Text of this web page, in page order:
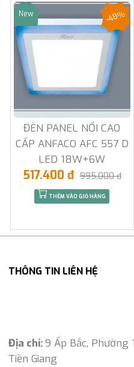
Sale
New
ĐÈN PANEL NỔI CAO
CẤP ANFACO AFC 557 D
LED 18W+6W
-48%
517.400 đ 995.000 đ
THÊM VÀO GIỎ HÀNG
THÔNG TIN LIÊN HỆ
Địa chỉ:9 Ấp Bắc, Phường
Tiền Giang